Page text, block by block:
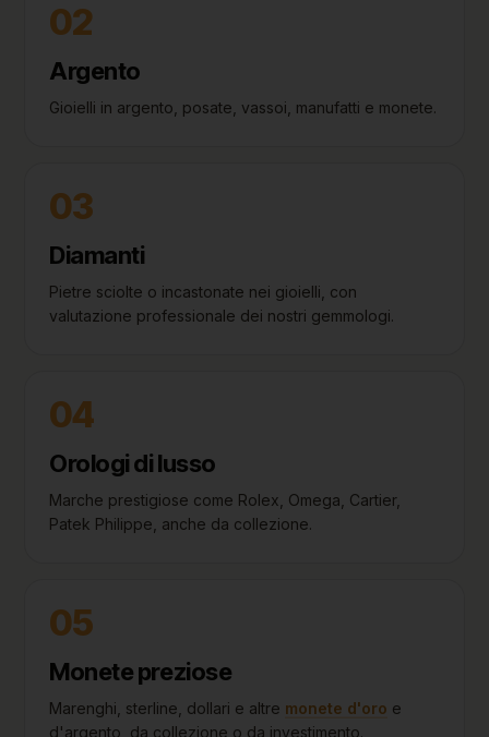
02
Argento
Gioielli in argento, posate, vassoi, manufatti e monete.
03
Diamanti
Pietre sciolte o incastonate nei gioielli, con
valutazione professionale dei nostri gemmologi.
04
Orologi di lusso
Marche prestigiose come Rolex, Omega, Cartier,
Patek Philippe, anche da collezione.
05
Monete preziose
Marenghi, sterline, dollari e altre monete d'oro e
d'argento, da collezione o da investimento.